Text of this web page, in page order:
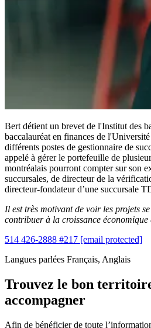
Bert détient un brevet de l'Institut des
baccalauréat en finances de
différents postes de gestionnaire de
appelé à gérer le portefeuille de
montréalais pourront compter sur son
succursales, de directeur de la
directeur-fondateur d’une succursale
Il est très motivant de voir les projets
contribuer à la croissance économique
514 426-2888 #217 [email protected]
Langues parlées Français, Anglais
Trouvez le bon
accompagner
Afin de bénéficier de toute